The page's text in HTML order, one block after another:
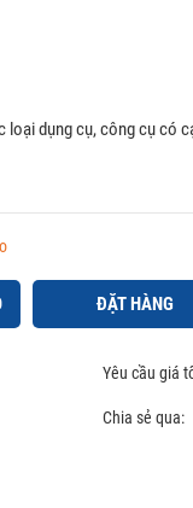
loại dụng cụ, công cụ có
ĐẶT HÀNG
Yêu cầu giá
Chia sẻ qua: